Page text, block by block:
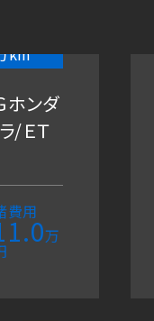
km
ホンダ
/ＥＴ
費用
万